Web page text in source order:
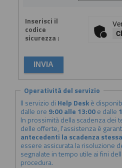
Inserisci il
codice
sicurezza :
Operatività del servizio
Il servizio di Help Deskè
dalle ore 9:00 alle 13:00e dalle
In prossimità della scadenza dei
delle offerte, l'assistenza è
antecedenti la scadenza stessa
essere assicurata la risoluzione
segnalate in tempo utile ai fini
procedura.